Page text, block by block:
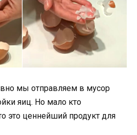
мы отправляем в мусор
яиц. Но мало кто
это ценнейший продукт для